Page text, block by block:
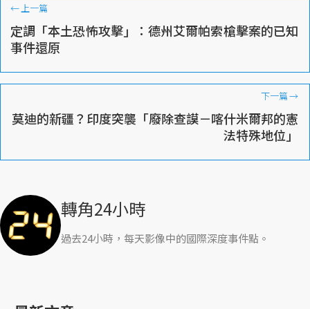
← 上一篇
定調「本土恐怖攻擊」：德州艾爾帕索槍擊案的已知
事件還原
下一篇→
莫迪的新疆？印度突襲「廢除查謨－喀什米爾邦的憲
法特殊地位」
轉角24小時
過去24小時，每天影像中的國際深度事件點。